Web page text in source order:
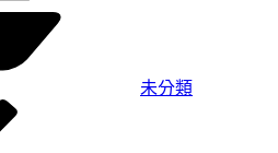
未分類